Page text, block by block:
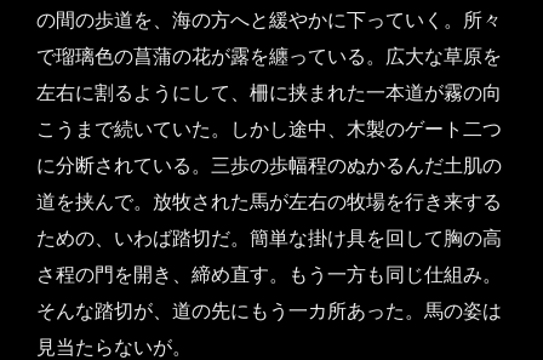
の間の歩道を、海の方へと緩やかに下っていく。所々
で瑠璃色の菖蒲の花が露を纏っている。広大な草原を
左右に割るようにして、柵に挟まれた一本道が霧の向
こうまで続いていた。しかし途中、木製のゲート二つ
に分断されている。三歩の歩幅程のぬかるんだ土肌の
道を挟んで。放牧された馬が左右の牧場を行き来する
ための、いわば踏切だ。簡単な掛け具を回して胸の高
さ程の門を開き、締め直す。もう一方も同じ仕組み。
そんな踏切が、道の先にもう一カ所あった。馬の姿は
見当たらないが。